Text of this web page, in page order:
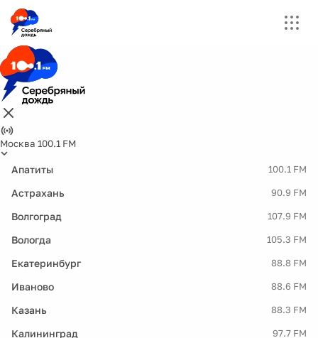
Москва 100.1 FM
Апатиты 100.1 FM
Астрахань 90.9 FM
Волгоград 107.9 FM
Вологда 105.3 FM
Екатеринбург 88.8 FM
Иваново 88.6 FM
Казань 88.3 FM
Калининград 97.7 FM